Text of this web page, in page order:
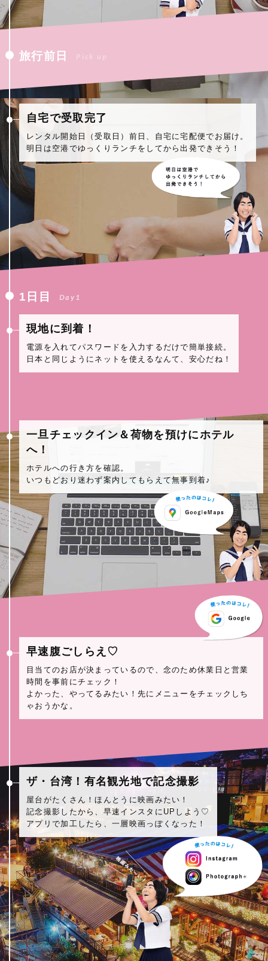
旅行前日 Pick up
自宅で受取完了
レンタル開始日（受取日）前日、自宅に宅配便でお届け。
明日は空港でゆっくりランチをしてから出発できそう！
1日目 Day1
現地に到着！
電源を入れてパスワードを入力するだけで簡単接続。
日本と同じようにネットを使えるなんて、安心だね！
一旦チェックイン＆荷物を預けにホテル
へ！
ホテルへの行き方を確認。
いつもどおり迷わず案内してもらえて無事到着♪
早速腹ごしらえ♡
目当てのお店が決まっているので、念のため休業日と営業
時間を事前にチェック！
よかった、やってるみたい！先にメニューをチェックしち
ゃおうかな。
ザ・台湾！有名観光地で記念撮影
屋台がたくさん！ほんとうに映画みたい！
記念撮影したから、早速インスタにUPしよう♡
アプリで加工したら、一層映画っぽくなった！